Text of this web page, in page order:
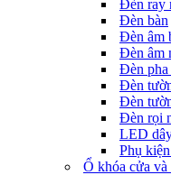
Đèn ray
Đèn bàn
Đèn âm
Đèn âm
Đèn pha
Đèn
Đèn
Đèn rọi
LED
Phụ
Ổ khóa cửa và